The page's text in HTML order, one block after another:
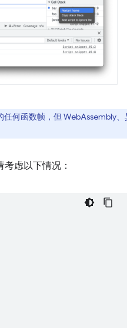
任何函数帧，但 WebAssembly、
虑以下情况：